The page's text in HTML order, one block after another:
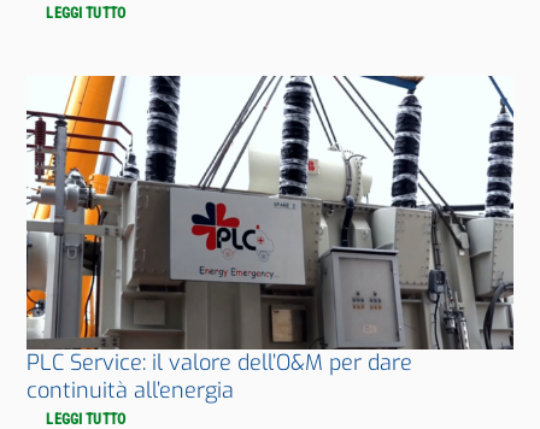
LEGGI TUTTO
PLC Service: il valore dell’O&M per dare
continuità all’energia
LEGGI TUTTO